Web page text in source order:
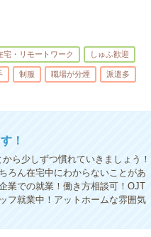
宅・リモートワーク しゅふ歓迎
制服 職場が分煙 派遣多
！
ら少しずつ慣れていきましょう！
ろん在宅中にわからないことがあ
業での就業！働き方相談可！OJT
フ就業中！アットホームな雰囲気